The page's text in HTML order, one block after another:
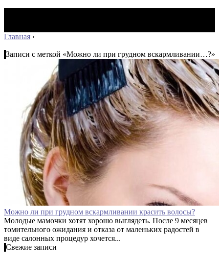
Главная ›
Записи с меткой «Можно ли при грудном вскармливании…?»
Можно ли при грудном вскармливании красить волосы?
Молодые мамочки хотят хорошо выглядеть. После 9 месяцев
томительного ожидания и отказа от маленьких радостей в
виде салонных процедур хочется...
Свежие записи